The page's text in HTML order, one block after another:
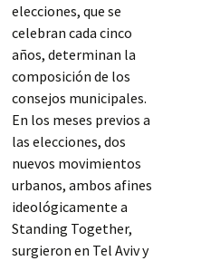
elecciones, que se
celebran cada cinco
años, determinan la
composición de los
consejos municipales.
En los meses previos a
las elecciones, dos
nuevos movimientos
urbanos, ambos afines
ideológicamente a
Standing Together,
surgieron en Tel Aviv y